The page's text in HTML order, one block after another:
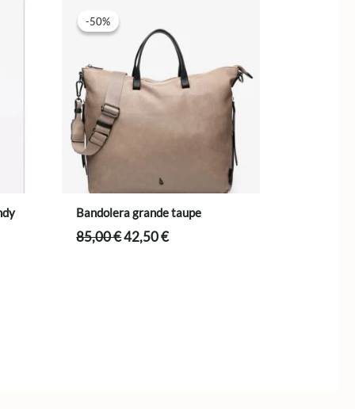
-50%
-50%
Bandolera grande taupe
85,00€El
42,50€El